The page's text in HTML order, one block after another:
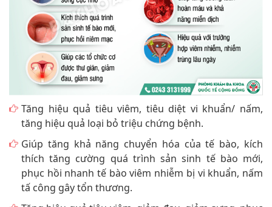
Tăng hiệu quả tiêu viêm, tiêu diệt vi khuẩn/ nấm,
tăng hiệu quả loại bỏ triệu chứng bệnh.
Giúp tăng khả năng chuyển hóa của tế bào, kích
thích tăng cường quá trình sản sinh tế bào mới,
phục hồi nhanh tế bào viêm nhiễm bị vi khuẩn, nấm
tấ công gây tổn thương.